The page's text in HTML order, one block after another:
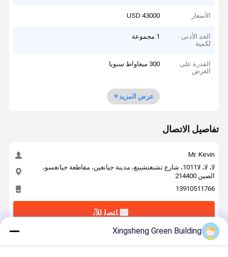
الأسعار 43000 USD
الحد الأدنى
لكمية
1 مجموعة
القدرة على
العرض
300 ميغاواط سنويا
عرض المزيد
تفاصيل الاتصال
Mr. Kevin
لا، لا، لا1011، شارع تشنغتشينغ، مدينة جيانغين، مقاطعة جيانغسو،
الصين 214400
13910511766
ﺎﺘﺼﻟ ﺍﻶﻧ
احصل على افضل سعر ل
Xingsheng Green Building